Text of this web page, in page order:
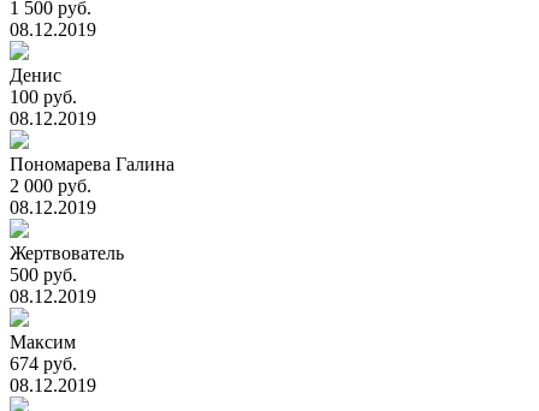
1 500 руб.
08.12.2019
Денис
100 руб.
08.12.2019
Пономарева Галина
2 000 руб.
08.12.2019
Жертвователь
500 руб.
08.12.2019
Максим
674 руб.
08.12.2019